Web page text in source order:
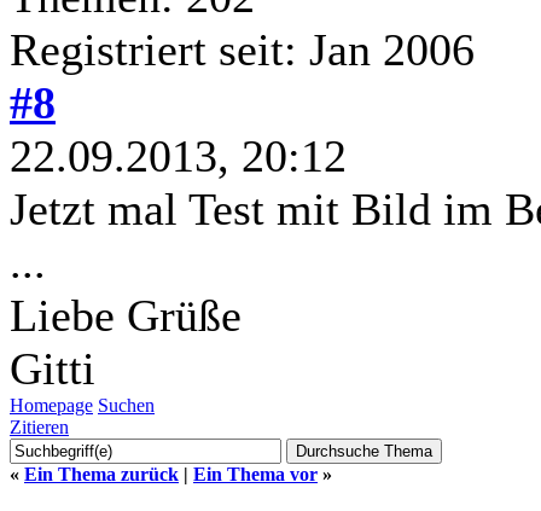
Registriert seit: Jan 2006
#8
22.09.2013, 20:12
Jetzt mal Test mit Bild im
...
Liebe Grüße
Gitti
Homepage Suchen
Zitieren
« Ein Thema zurück | Ein Thema vor »